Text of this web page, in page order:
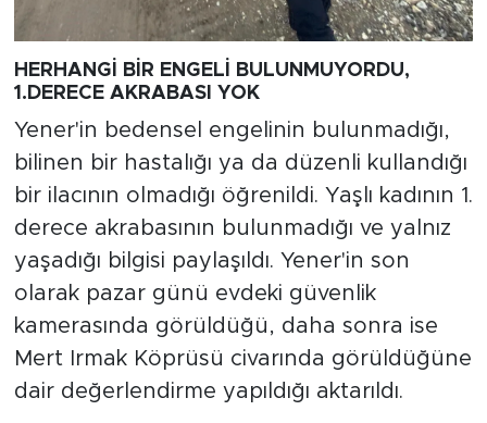
HERHANGİ BİR ENGELİ BULUNMUYORDU,
1.DERECE AKRABASI YOK
Yener'in bedensel engelinin bulunmadığı,
bilinen bir hastalığı ya da düzenli kullandığı
bir ilacının olmadığı öğrenildi. Yaşlı kadının 1.
derece akrabasının bulunmadığı ve yalnız
yaşadığı bilgisi paylaşıldı. Yener'in son
olarak pazar günü evdeki güvenlik
kamerasında görüldüğü, daha sonra ise
Mert Irmak Köprüsü civarında görüldüğüne
dair değerlendirme yapıldığı aktarıldı.